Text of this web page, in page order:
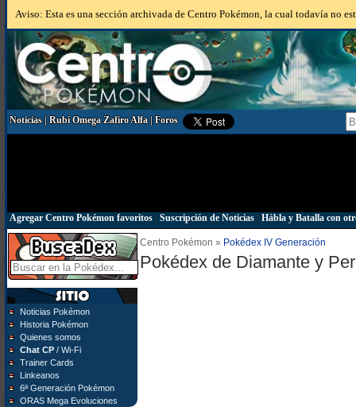
Aviso: Esta es una sección archivada de Centro Pokémon, la cual todavía no
Noticias|Rubí Omega Zafiro Alfa|Foros
Agregar Centro Pokémon favoritos| Suscripción de Noticias| Hábla y Batalla con
Noticias Pokémon
Historia Pokémon
Quienes somos
Chat CP/ Wi-Fi
Trainer Cards
Linkeanos
6ª Generación Pokémon
ORAS Mega Evoluciones
Centro Pokémon » Pokédex IV Generación
Pokédex de Diamante y